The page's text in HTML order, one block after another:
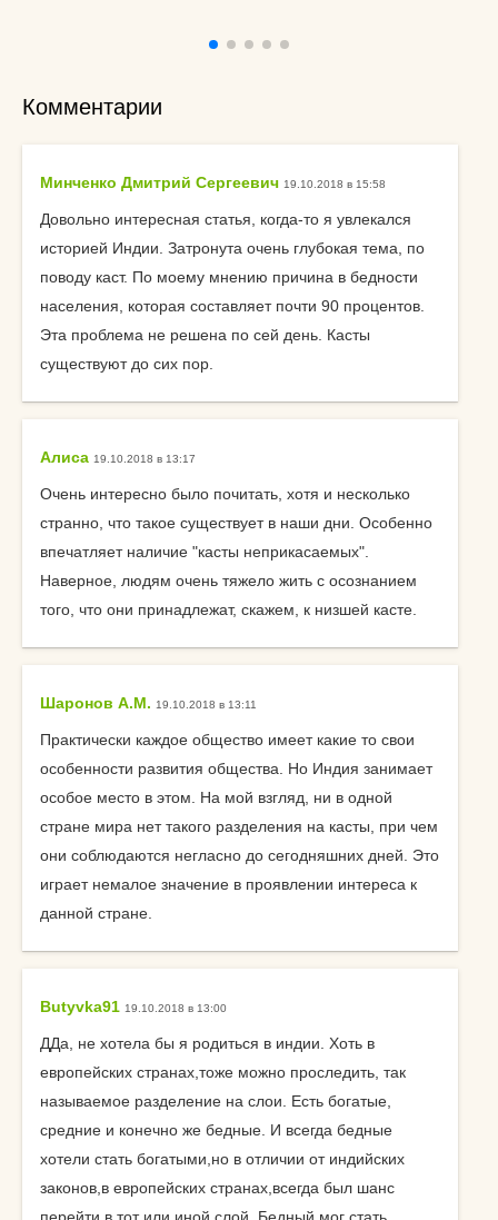
Комментарии
Минченко Дмитрий Сергеевич 19.10.2018 в 15:58
Довольно интересная статья, когда-то я увлекался
историей Индии. Затронута очень глубокая тема, по
поводу каст. По моему мнению причина в бедности
населения, которая составляет почти 90 процентов.
Эта проблема не решена по сей день. Касты
существуют до сих пор.
Алиса 19.10.2018 в 13:17
Очень интересно было почитать, хотя и несколько
странно, что такое существует в наши дни. Особенно
впечатляет наличие "касты неприкасаемых".
Наверное, людям очень тяжело жить с осознанием
того, что они принадлежат, скажем, к низшей касте.
Шаронов А.М. 19.10.2018 в 13:11
Практически каждое общество имеет какие то свои
особенности развития общества. Но Индия занимает
особое место в этом. На мой взгляд, ни в одной
стране мира нет такого разделения на касты, при чем
они соблюдаются негласно до сегодняшних дней. Это
играет немалое значение в проявлении интереса к
данной стране.
Butyvka91 19.10.2018 в 13:00
ДДа, не хотела бы я родиться в индии. Хоть в
европейских странах,тоже можно проследить, так
называемое разделение на слои. Есть богатые,
средние и конечно же бедные. И всегда бедные
хотели стать богатыми,но в отличии от индийских
законов,в европейских странах,всегда был шанс